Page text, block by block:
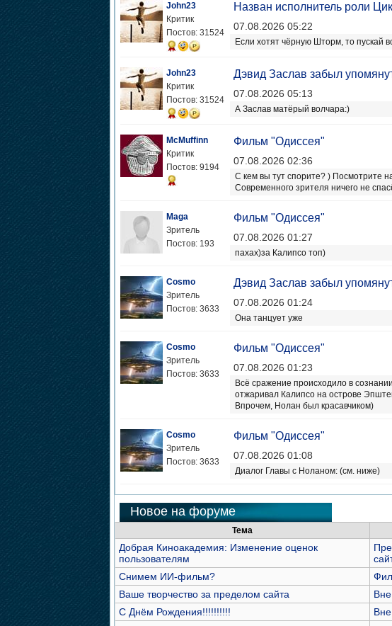
John23
Критик
Постов: 31524
Назван исполнитель роли
07.08.2026 05:22
Если хотят чёрную Шторм, то пускай
John23
Критик
Постов: 31524
Дэвид Заслав забыл
07.08.2026 05:13
А Заслав матёрый волчара:)
McMuffinn
Критик
Постов: 9194
Фильм "Одиссея"
07.08.2026 02:36
С кем вы тут спорите? ) Посмотрите
Современного зрителя ничего не
Maga
Зритель
Постов: 193
Фильм "Одиссея"
07.08.2026 01:27
пахах)за Калипсо топ)
Cosmo
Зритель
Постов: 3633
Дэвид Заслав забыл
07.08.2026 01:24
Она танцует уже
Cosmo
Зритель
Постов: 3633
Фильм "Одиссея"
07.08.2026 01:23
Всё сражение происходило в
отжаривал Калипсо на острове
Впрочем, Нолан был красавчиком)
Cosmo
Зритель
Постов: 3633
Фильм "Одиссея"
07.08.2026 01:08
Диалог Главы с Ноланом: (см. ниже)
Новое на форуме
Тема
Добрая Киноакадемия: Изменение оценок
пользователям
Снимем ИИ-фильм?
Ваше творчество за пределом сайта
С Днём Рождения!!!!!!!!!!